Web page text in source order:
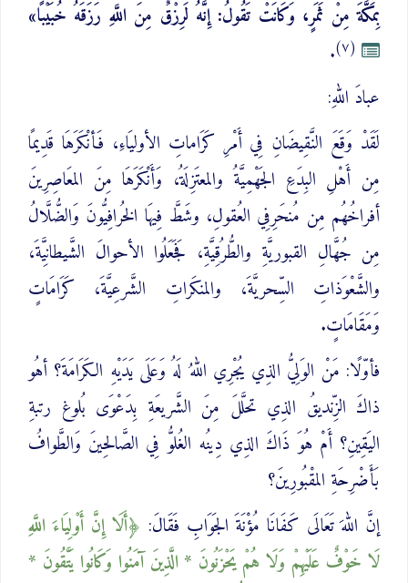
بِمَكَّةَ مِنْ ثَمَرٍ، وَكَانَتْ تَقُولُ: إِنَّهُ لَرِزْقٌ مِنَ اللَّهِ رَزَقَهُ خُبَيْبًا»
(٧)
.
عبادَ اللهِ:
لَقَدْ وَقَعَ النَّقِيضَانِ فِي أَمْرِ كَرَاماتِ الأوليَاءِ، فَأنْكَرَهَا قَدِيمًا
مِن أَهْلِ البِدَعِ الجَهْمِيَّةُ والمعتَزِلَةُ، وَأَنْكَرَهَا مِنَ المعَاصِرِينَ
أفراخُهُم مِن مُنحَرِفِي العُقولِ، وشَطَّ فِيهَا الخُرافِيُّونَ وَالضُّلَّالُ
مِن جُهَّالِ القبوريَّةِ والطُّرُقِيَّةِ، فَجَعَلُوا الأحوالَ الشَّيطانِيَّةَ،
والشَّعْوَذاتِ السِّحريَّةَ، والمنكَراتِ الشَّرعِيَّةَ، كَرَامَاتٍ
وَمَقَامَاتٍ.
فأوّلًا: مَنْ الوَلِيُّ الذِي يُجْرِي اللهُ لَهُ وَعَلَى يَدَيْهِ الكَرَامَةَ؟ أهُو
ذاكَ الزِّنديقُ الذِي تحلَّلَ مِنَ الشَّريعَةِ بِدَعْوَى بُلوغ رتبةِ
اليَقِينِ؟ أَمْ هُوَ ذَاكَ الذِي دِينُه الغُلوُّ فِي الصَّالحِينَ وَالطَّوافُ
بَأَضْرِحَةِ المقْبُورِينَ؟
إنَّ اللهَ تَعَالَى كَفَانَا مُؤْنَةَ الجَوَابِ فَقَالَ:
أَلَا إِنَّ ‌أَوْلِيَاءَ ‌اللَّهِ
لَا خَوْفٌ عَلَيْهِمْ وَلَا هُمْ يَحْزَنُونَ * الَّذِينَ آمَنُوا وَكَانُوا يَتَّقُونَ *